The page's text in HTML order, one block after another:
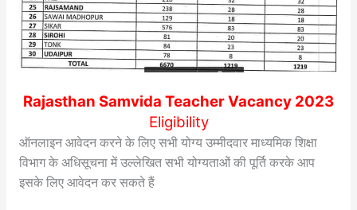
Rajasthan Samvida Teacher Vacancy 2023
Eligibility
ऑनलाइन आवेदन करने के लिए सभी योग्य उम्मीदवार माध्यमिक शिक्षा
विभाग के अधिसूचना में उल्लेखित सभी योग्यताओं की पूर्ति करके आप
इसके लिए आवेदन कर सकते हैं